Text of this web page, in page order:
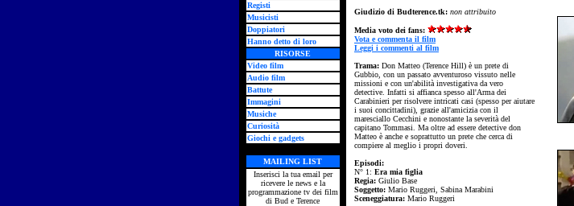
Registi
Musicisti
Doppiatori
Hanno detto di loro
RISORSE
Video film
Audio film
Battute
Immagini
Musiche
Curiosità
Giochi e gadgets
MAILING LIST
Inserisci la tua email per
ricevere le news e la
programmazione tv dei film
di Bud e Terence
Giudizio di Budterence.tk: non attribuito
Media voto dei fans:
Vota e commenta il film
Leggi i commenti al film
Trama: Don Matteo (Terence Hill) è un prete di
Gubbio, con un passato avventuroso vissuto nelle
missioni e con un'abilità investigativa da vero
detective. Infatti si affianca spesso all'Arma dei
Carabinieri per risolvere intricati casi (spesso per aiutare
i suoi concittadini), grazie all'amicizia con il
maresciallo Cecchini e nonostante la severità del
capitano Tommasi. Ma oltre ad essere detective don
Matteo è anche e soprattutto un prete che cerca di
compiere al meglio i propri doveri.
Episodi:
N° 1: Era mia figlia
Regia: Giulio Base
Soggetto: Mario Ruggeri, Sabina Marabini
Sceneggiatura: Mario Ruggeri